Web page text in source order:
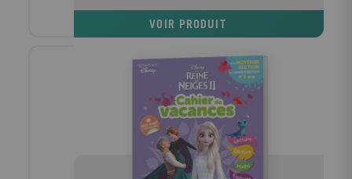
VOIR PRODUIT